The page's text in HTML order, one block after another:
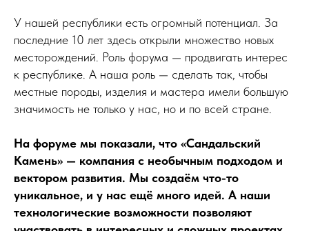
У нашей республики есть огромный потенциал. За
последние 10 лет здесь открыли множество новых
месторождений. Роль форума — продвигать интерес
к республике. А наша роль — сделать так, чтобы
местные породы, изделия и мастера имели большую
значимость не только у нас, но и по всей стране.
На форуме мы показали, что «Сандальский
Камень» — компания с необычным подходом и
вектором развития. Мы создаём что-то
уникальное, и у нас ещё много идей. А наши
технологические возможности позволяют